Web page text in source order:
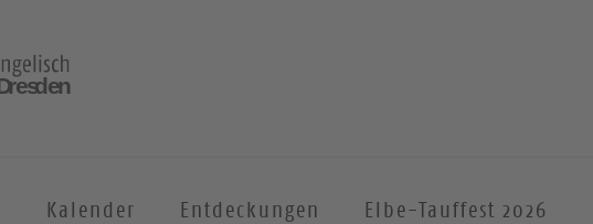
Kalender Entdeckungen Elbe-Tauffest 2026